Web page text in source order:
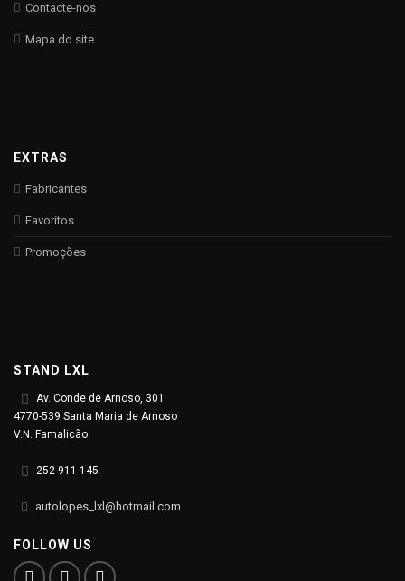
Contacte-nos
Mapa do site
EXTRAS
Fabricantes
Favoritos
Promoções
STAND LXL
Av. Conde de Arnoso, 301
4770-539 Santa Maria de Arnoso
V.N. Famalicão
252 911 145
autolopes_lxl@hotmail.com
FOLLOW US